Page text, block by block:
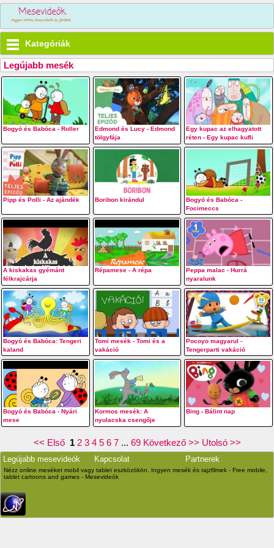
Kategóriák
Legújabb mesék
Bogyó és Babóca - Roller
Edmond és Lucy - Edmond
tölgyfája
Egy kupac az elhagyatott
réten - Egy kupac kufli
Pipp és Polli - Az ajándék Boribon kirándul
Bogyó és Babóca -
Focimeccs
A kiskakas gyémánt
félkrajcárja
Répamese - A répa
Peppa malac - Hurrá
nyaralunk
Bogyó és Babóca: Tengeri
kaland
Tomi mesék - Tomi és a
vakáció
Pocoyo magyarul -
Tengerparti vakáció
Bogyó és Babóca - Nyári
mese
Kormos mesék: A
nyulacska csengője
Bing - Bálint nap
<< Első 1 2 3 4 5 6 7... 69 Következő >> Utolsó >>
Legújabb mesevideók Kapcsolat Partnerek
Nézz online meséket mobil vagy tablet eszközökön. Ingyen mesék és rajzfilmek - Free mobile,
tablet cartoons and games - Mesevideók